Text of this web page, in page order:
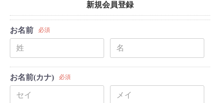
新規会員登録
お名前 必須
お名前(カナ) 必須